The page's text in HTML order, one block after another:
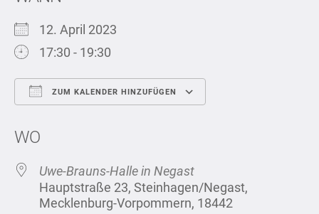
12. April 2023
17:30 - 19:30
ZUM KALENDER HINZUFÜGEN
WO
Uwe-Brauns-Halle in Negast
Hauptstraße 23, Steinhagen/Negast,
Mecklenburg-Vorpommern, 18442